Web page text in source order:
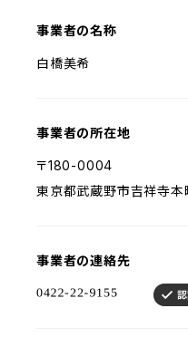
事業者の名称
白橋美希
事業者の所在地
〒180-0004
東京都武蔵野市吉祥寺
事業者の連絡先